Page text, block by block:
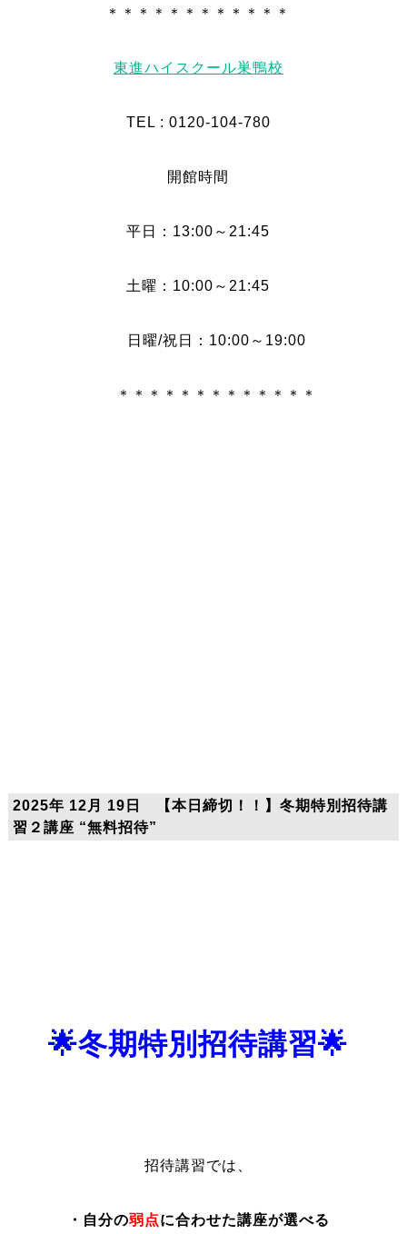
＊＊＊＊＊＊＊＊＊＊＊＊
東進ハイスクール巣鴨校
TEL : 0120-104-780
開館時間
平日：13:00～21:45
土曜：10:00～21:45
日曜/祝日：10:00～19:00
＊＊＊＊＊＊＊＊＊＊＊＊＊
2025年 12月 19日 【本日締切！！】冬期特別招待講
習２講座 “無料招待”
🌟冬期特別招待講習🌟
招待講習では、
・自分の弱点に合わせた講座が選べる